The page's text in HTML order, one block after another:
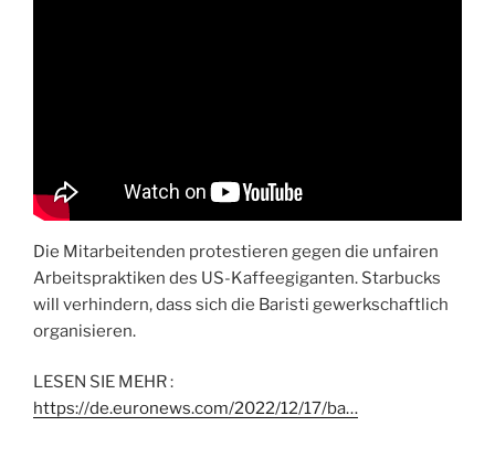
Die Mitarbeitenden protestieren gegen die unfairen
Arbeitspraktiken des US-Kaffeegiganten. Starbucks
will verhindern, dass sich die Baristi gewerkschaftlich
organisieren.
LESEN SIE MEHR :
https://de.euronews.com/2022/12/17/ba…